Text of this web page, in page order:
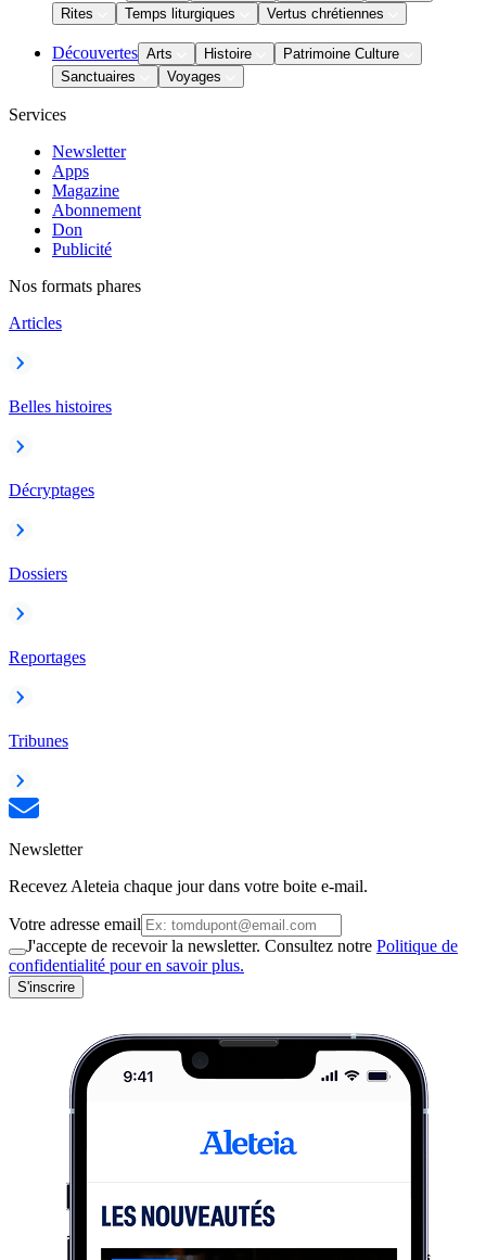
Rites
Temps liturgiques Vertus chrétiennes
Découvertes Arts Histoire
Patrimoine Culture
Sanctuaires
Voyages
Services
Newsletter
Apps
Magazine
Abonnement
Don
Publicité
Nos formats phares
Articles
Belles histoires
Décryptages
Dossiers
Reportages
Tribunes
Newsletter
Recevez Aleteia chaque jour dans votre boite e-mail.
Votre adresse email
J'accepte de recevoir la newsletter. Consultez notre Politique de
confidentialité pour en savoir plus.
S'inscrire